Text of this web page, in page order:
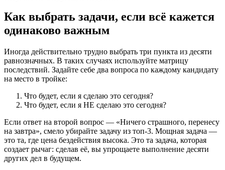
Как выбрать задачи, если всё кажется
одинаково важным
Иногда действительно трудно выбрать три пункта из десяти
равнозначных. В таких случаях используйте матрицу
последствий. Задайте себе два вопроса по каждому кандидату
на место в тройке:
Что будет, если я сделаю это сегодня?
Что будет, если я НЕ сделаю это сегодня?
Если ответ на второй вопрос — «Ничего страшного, перенесу
на завтра», смело убирайте задачу из топ-3. Мощная задача —
это та, где цена бездействия высока. Это та задача, которая
создает рычаг: сделав её, вы упрощаете выполнение десяти
других дел в будущем.